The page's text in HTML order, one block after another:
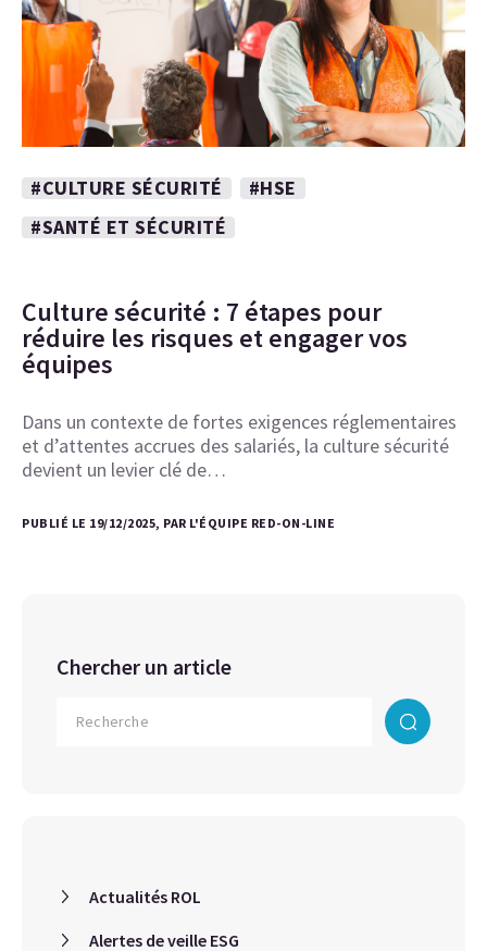
#CULTURE SÉCURITÉ
#HSE
#SANTÉ ET SÉCURITÉ
Culture sécurité : 7 étapes pour
réduire les risques et engager vos
équipes
Dans un contexte de fortes exigences réglementaires
et d’attentes accrues des salariés, la culture sécurité
devient un levier clé de…
PUBLIÉ LE 19/12/2025, PAR L'ÉQUIPE RED-ON-LINE
Chercher un article
Actualités ROL
Alertes de veille ESG